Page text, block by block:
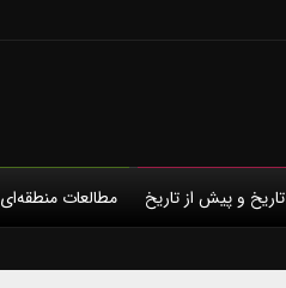
تاریخ و پیش از تاریخ مطالعات منطقه‌ای